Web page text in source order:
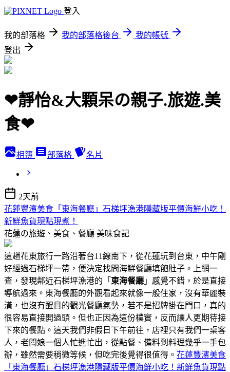
登入
我的部落格 我的部落格後台
我的帳號
登出
❤靜怡&大顆呆の親子.旅遊.美
食❤
相簿 部落格 名片
2天前
花蓮豐濱美食「東海餐廳」石梯坪漁港隱藏版平價海鮮小吃！
新鮮魚貨現點現煮！
花蓮の旅遊、美食、餐廳 美味食記
這趟花東旅行一路沿著台11線南下，從花蓮玩到台東，中午剛
好經過石梯坪一帶，便決定找間海鮮餐廳填飽肚子。上網一
查，發現鄰近石梯坪漁港的「 東海餐廳 」感覺不錯，於是直接
導航過來。東海餐廳的外觀看起來就像一般住家，沒有華麗裝
潢，也沒有醒目的觀光餐廳氣勢，若不是招牌掛在門口，真的
很容易直接開過頭。但也正因為這份樸實，反而讓人更期待接
下來的餐點。這天我們非假日下午前往，店裡只有我們一桌客
人，老闆娘一個人忙進忙出，從點餐、備料到料理幾乎一手包
辦，雖然需要稍微等候，但吃完後覺得很值得。 花蓮豐濱美食
「東海餐廳」石梯坪漁港隱藏版平價海鮮小吃！新鮮魚貨現點